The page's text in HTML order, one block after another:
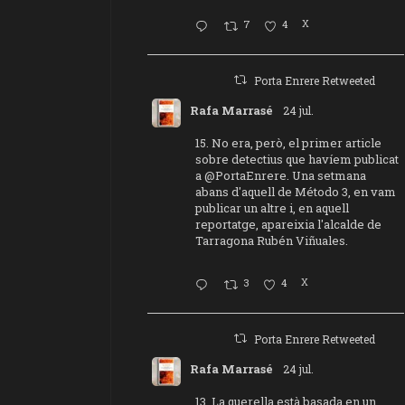
7 4 X
Porta Enrere Retweeted
Rafa Marrasé 24 jul.
15. No era, però, el primer article
sobre detectius que havíem publicat
a@PortaEnrere. Una setmana
abans d'aquell de Método 3, en vam
publicar un altre i, en aquell
reportatge, apareixia l'alcalde de
Tarragona Rubén Viñuales.
3 4 X
Porta Enrere Retweeted
Rafa Marrasé 24 jul.
13. La querella està basada en un